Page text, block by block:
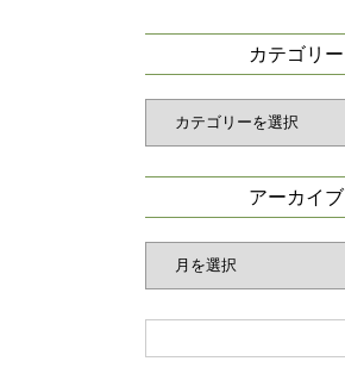
カテゴリー
カ
リ
アーカイブ
ア
イ